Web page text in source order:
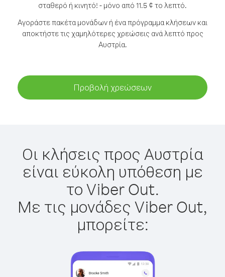
σταθερό ή κινητό! - μόνο από 11.5 ¢ το λεπτό.
Αγοράστε πακέτα μονάδων ή ένα πρόγραμμα κλήσεων και
αποκτήστε τις χαμηλότερες χρεώσεις ανά λεπτό προς
Αυστρία.
Προβολή χρεώσεων
Οι κλήσεις προς Αυστρία
είναι εύκολη υπόθεση με
το Viber Out.
Με τις μονάδες Viber Out,
μπορείτε: